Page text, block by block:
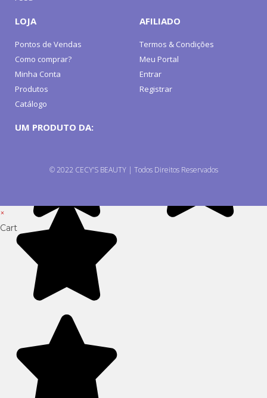
LOJA
Pontos de Vendas
Como comprar?
Minha Conta
Produtos
Catálogo
AFILIADO
Termos & Condições
Meu Portal
Entrar
Registrar
UM PRODUTO DA:
© 2022 CECY’S BEAUTY | Todos Direitos Reservados
×
Cart